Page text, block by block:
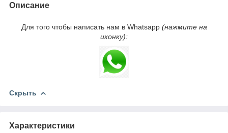
Описание
Для того чтобы написать нам в Whatsapp (нажмите на
иконку):
Скрыть
Характеристики